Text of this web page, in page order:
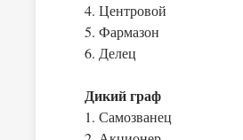
4. Центровой
5. Фармазон
6. Делец
Дикий граф
1. Самозванец